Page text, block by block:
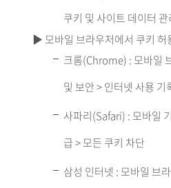
쿠키 및 사이트 데이터 관
▶ 모바일 브라우저에서 쿠키 허
크롬(Chrome) : 모바일
및 보안 > 인터넷 사용 기
사파리(Safari) : 모바일
급 > 모든 쿠키 차단
삼성 인터넷 : 모바일 브